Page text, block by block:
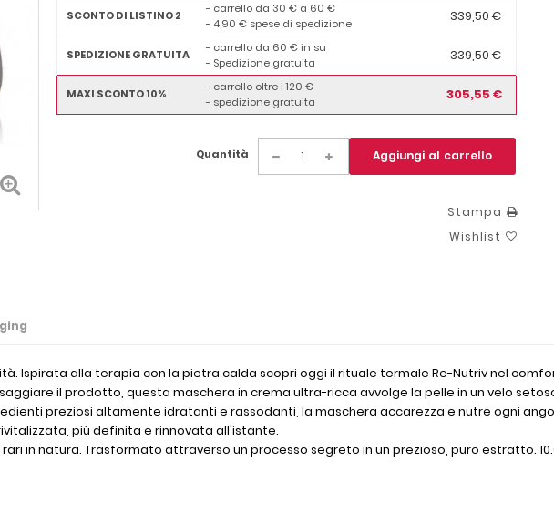
SCONTO DI LISTINO 2
- carrello da 30 € a 60 €
- 4,90 € spese di spedizione
339,50 €
SPEDIZIONE GRATUITA
- carrello da 60 € in su
- Spedizione gratuita
339,50 €
MAXI SCONTO 10%
- carrello oltre i 120 €
- spedizione gratuita
305,55 €
Quantità Aggiungi al carrello
Stampa
Wishlist
Ispirata alla terapia con la pietra calda scopri oggi il rituale termale Re-Nutriv nel
il prodotto, questa maschera in crema ultra-ricca avvolge la pelle in un velo
preziosi altamente idratanti e rassodanti, la maschera accarezza e nutre ogni
più definita e rinnovata all'istante.
in natura. Trasformato attraverso un processo segreto in un prezioso, puro estratto.